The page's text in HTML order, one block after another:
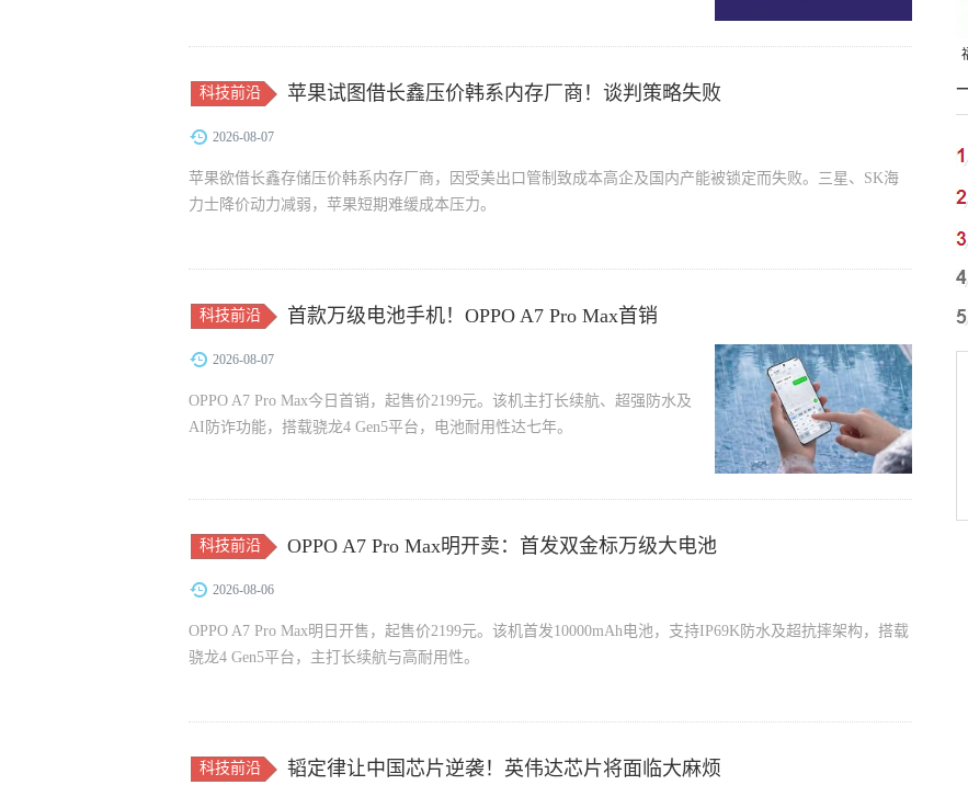
科技前沿 苹果试图借长鑫压价韩系内存厂商！谈判策略失败
2026-08-07
苹果欲借长鑫存储压价韩系内存厂商，因受美出口管制致成本高企及国内产能被锁定而失败。三星、SK海
力士降价动力减弱，苹果短期难缓成本压力。
科技前沿 首款万级电池手机！OPPO A7 Pro Max首销
2026-08-07
OPPO A7 Pro Max今日首销，起售价2199元。该机主打长续航、超强防水及
AI防诈功能，搭载骁龙4 Gen5平台，电池耐用性达七年。
科技前沿 OPPO A7 Pro Max明开卖：首发双金标万级大电池
2026-08-06
OPPO A7 Pro Max明日开售，起售价2199元。该机首发10000mAh电池，支持IP69K防水及超抗摔架构，搭载
骁龙4 Gen5平台，主打长续航与高耐用性。
科技前沿 韬定律让中国芯片逆袭！英伟达芯片将面临大麻烦